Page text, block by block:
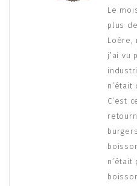
Le
plus
Loère,
j’ai vu
n’était
C’est
n’était